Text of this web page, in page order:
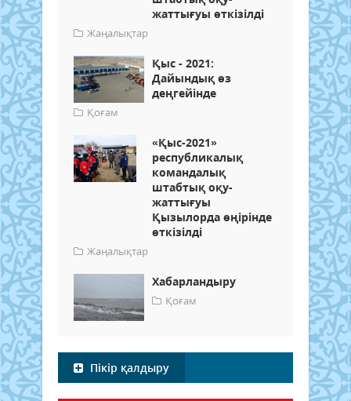
жаттығуы өткізілді
Жаңалықтар
Қыс - 2021:
Дайындық өз
деңгейінде
Қоғам
«Қыс-2021»
республикалық
командалық
штабтық оқу-
жаттығуы
Қызылорда өңірінде
өткізілді
Жаңалықтар
Хабарландыру
Қоғам
Пікір қалдыру